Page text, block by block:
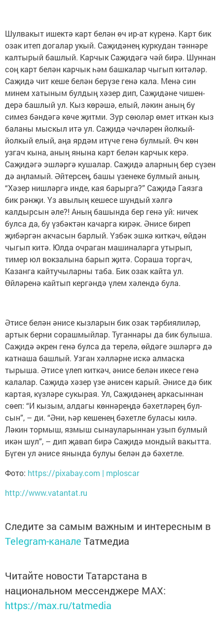
Шулвакыт ишектә карт белән өч ир-ат күренә. Карт бик
озак итеп догалар укый. Саҗидә­нең куркудан тән­нәре
калтырый башлый. Карчык Саҗи­дәгә чәй бирә. Шуннан
соң карт белән карчык һәм башкалар чыгып ки­тә­ләр.
Саҗи­дә чит кеше белән берүзе генә кала. Менә син
минем хатыным булдың хәзер дип, Саҗидәне чишен­
дерә башлый ул. Кыз көрәшә, елый, ләкин аның бу
симез бәндәгә көче җитми. Зур сөюләр өмет иткән кыз
баланы мыскыл итә ул. Саҗидә чәчләрен йол­кый-
йолкый елый, аңа ярдәм итүче генә булмый. Өч көн
узгач кына, аның янына карт белән карчык керә.
Саҗидәгә эшләргә кушалар. Саҗидә аларның бер сүзен
дә аңла­мый. Әйтерсең, башы үзенеке булмый аның.
“Хәзер нишләргә инде, кая барырга?” Саҗидә Гаязга
бик рән­җи. Үз авылың кешесе шундый хәлгә
калдырсын әле?! Аның башында бер генә уй: ничек
булса да, бу үзбәктән качарга кирәк. Әнисе биреп
җибәргән акчасын барлый. Үзбәк эшкә киткәч, өйдән
чыгып китә. Юлда очраган машиналарга утырып,
тимер юл вокзалына барып җитә. Сораша торгач,
Казанга кайтучыларны таба. Бик озак кайта ул.
Өйләренә кайтып кер­гән­дә үлем хә­лендә була.
Әтисе белән әнисе кызларын бик озак тәрбиялиләр,
артык берни сорашмыйлар. Туганнары да бик булыша.
Саҗидә әкрен генә булса да терелә, өйдәге эшләргә дә
катнаша башлый. Узган хәлләрне искә алмаска
тырыша. Әтисе үлеп киткәч, әнисе белән икесе генә
калалар. Саҗидә хәзер үзе әнисен карый. Әнисе дә бик
картая, күзләре сукырая. Ул, Саҗи­дәнең аркасыннан
сөеп: “И кызым, алдагы көннәреңдә бәхетләрең бул­
сын”, – ди. “Әни, һәр кешенең бәхетле буласы килә.
Ләкин тормыш, язмыш сынауларыннан узып булмый
икән шул”, – дип җавап бирә Саҗидә мондый вакытта.
Бүген ул әнисе янында булуы белән дә бәхетле.
Фото: https://pixabay.com | mploscar
http://www.vatantat.ru
Следите за самым важным и интересным в
Telegram-канале Татмедиа
Читайте новости Татарстана в
национальном мессенджере MАХ:
https://max.ru/tatmedia